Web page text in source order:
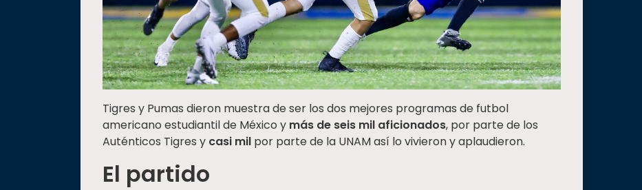
Tigres y Pumas dieron muestra de ser los dos mejores programas de futbol
americano estudiantil de México y más de seis mil aficionados, por parte de los
Auténticos Tigres y casi mil por parte de la UNAM así lo vivieron y aplaudieron.
El partido